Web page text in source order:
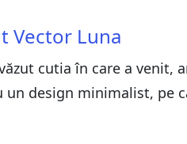
Luna
Vector Luna
cutia în care a
un design minimalist,